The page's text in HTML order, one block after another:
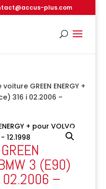
plus.com
GREEN ENERGY +
316 i 02.2006 –
3 (E90)
–